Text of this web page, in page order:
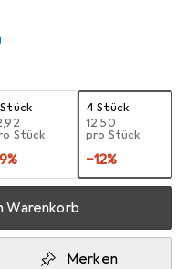
Stück
9%
4 Stück
EUR
12,50
pro Stück
−12%
Warenkorb
Merken